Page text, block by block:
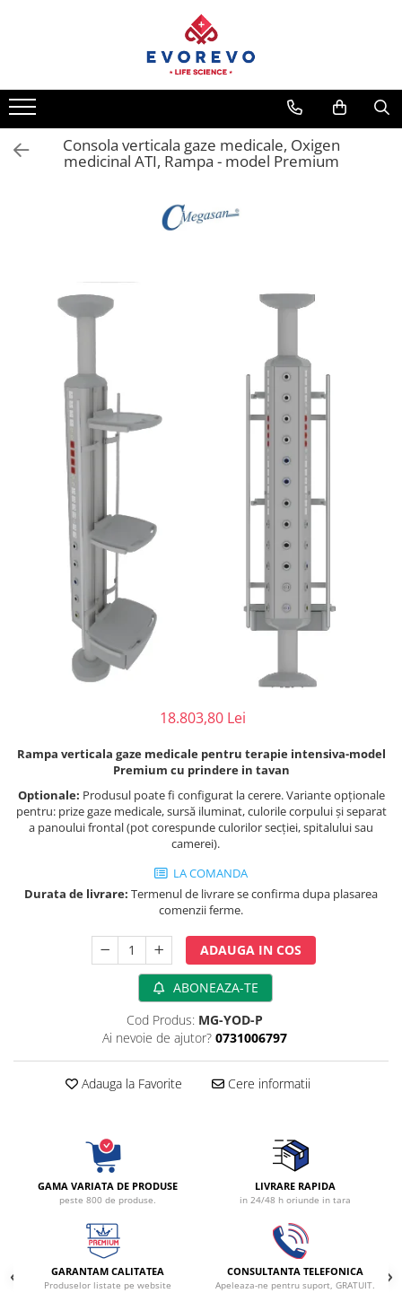
Medical
Nebulizatoare
Concentratoare oxigen
Cabluri extensie
Capnometre
Holter EKG
Perfuzomate
Injectomate
CPAP si AUTOCPAP
Instrumentar
Instalatii gaze medicinale
Oxigenatoare
Statii gaze medicinale
Prize gaze medicinale
Regulatoare presiune gaze
Butelii gaze medicale
Carucioare butelii gaze
Conectori gaze medicinale
Panouri control si alarmare
Console ATI si UPU
Dispozitive si sisteme de prindere /
fixare
Rampa gaze medicale pat pacient
Rampa iluminat alarmare
Robineti
Tevi cupru si accesorii
Console tavan sali operatie
Lavoare chirurgicale
Capsule, filtre finale apa sterila
Prefiltre lavoare
Cabluri pentru pensele bipolare
Cabluri conectare electrozi neutri
Electrozi neutri
Electrocautere
Radiocautere
Aspiratoare de fum
Consola verticala gaze medicale, Oxigen
medicinal ATI, Rampa - model Premium
18.803,80 Lei
Rampa verticala gaze medicale pentru terapie intensiva-model
Premium cu prindere in tavan
Optionale: Produsul poate fi configurat la cerere. Variante opționale
pentru: prize gaze medicale, sursă iluminat, culorile corpului și separat
a panoului frontal (pot corespunde culorilor secției, spitalului sau
camerei).
LA COMANDA
Durata de livrare: Termenul de livrare se confirma dupa plasarea
comenzii ferme.
ADAUGA IN COS
ABONEAZA-TE
Cod Produs: MG-YOD-P
Ai nevoie de ajutor? 0731006797
Adauga la Favorite Cere informatii
GAMA VARIATA DE PRODUSE
peste 800 de produse.
LIVRARE RAPIDA
in 24/48 h oriunde in tara
GARANTAM CALITATEA
Produselor listate pe website
CONSULTANTA TELEFONICA
Apeleaza-ne pentru suport, GRATUIT.